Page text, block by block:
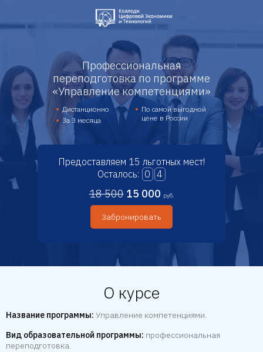
Профессиональная
переподготовка по программе
«Управление компетенциями»
Дистанционно
За 3 месяца
По самой выгодной
цене в России
Предоставляем 15 льготных мест!
Осталось: 0 4
18 50015 000 руб.
Забронировать
О курсе
Название программы: Управление компетенциями.
Вид образовательной программы: профессиональная
переподготовка.